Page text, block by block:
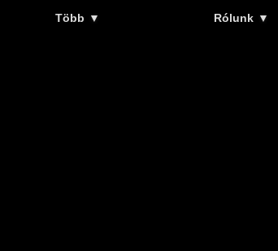
Több ▼ Rólunk ▼